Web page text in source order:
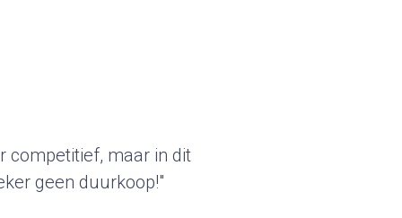
van deze standbouw sprak
beursstands kunnen we